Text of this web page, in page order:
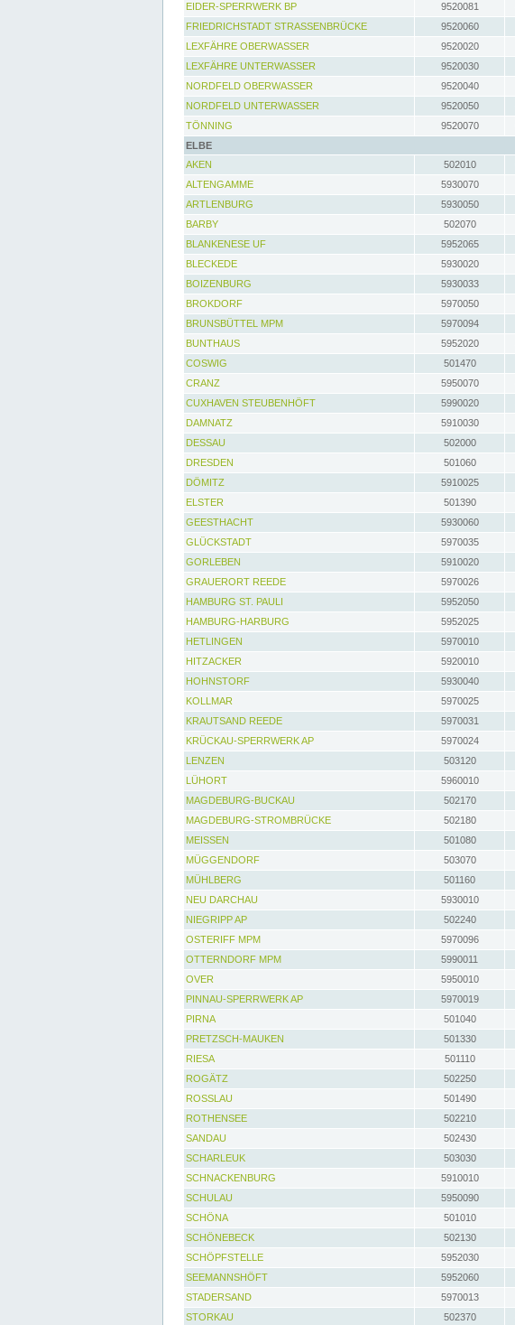
EIDER-SPERRWERK BP
9520081
FRIEDRICHSTADT STRASSENBRÜCKE
9520060
LEXFÄHRE OBERWASSER
9520020
LEXFÄHRE UNTERWASSER
9520030
NORDFELD OBERWASSER
9520040
NORDFELD UNTERWASSER
9520050
TÖNNING
9520070
ELBE
AKEN
502010
ALTENGAMME
5930070
ARTLENBURG
5930050
BARBY
502070
BLANKENESE UF
5952065
BLECKEDE
5930020
BOIZENBURG
5930033
BROKDORF
5970050
BRUNSBÜTTEL MPM
5970094
BUNTHAUS
5952020
COSWIG
501470
CRANZ
5950070
CUXHAVEN STEUBENHÖFT
5990020
DAMNATZ
5910030
DESSAU
502000
DRESDEN
501060
DÖMITZ
5910025
ELSTER
501390
GEESTHACHT
5930060
GLÜCKSTADT
5970035
GORLEBEN
5910020
GRAUERORT REEDE
5970026
HAMBURG ST. PAULI
5952050
HAMBURG-HARBURG
5952025
HETLINGEN
5970010
HITZACKER
5920010
HOHNSTORF
5930040
KOLLMAR
5970025
KRAUTSAND REEDE
5970031
KRÜCKAU-SPERRWERK AP
5970024
LENZEN
503120
LÜHORT
5960010
MAGDEBURG-BUCKAU
502170
MAGDEBURG-STROMBRÜCKE
502180
MEISSEN
501080
MÜGGENDORF
503070
MÜHLBERG
501160
NEU DARCHAU
5930010
NIEGRIPP AP
502240
OSTERIFF MPM
5970096
OTTERNDORF MPM
5990011
OVER
5950010
PINNAU-SPERRWERK AP
5970019
PIRNA
501040
PRETZSCH-MAUKEN
501330
RIESA
501110
ROGÄTZ
502250
ROSSLAU
501490
ROTHENSEE
502210
SANDAU
502430
SCHARLEUK
503030
SCHNACKENBURG
5910010
SCHULAU
5950090
SCHÖNA
501010
SCHÖNEBECK
502130
SCHÖPFSTELLE
5952030
SEEMANNSHÖFT
5952060
STADERSAND
5970013
STORKAU
502370